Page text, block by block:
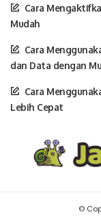
Cara
Mudah
Cara
dan Data dengan
Cara
Lebih Cepat
©